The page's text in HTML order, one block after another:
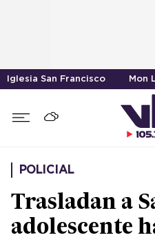
Iglesia San Francisco Mon
POLICIAL
Trasladan a
adolescente